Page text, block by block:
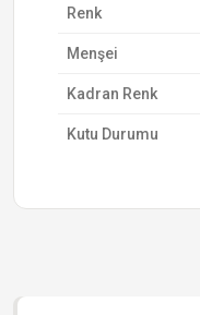
Renk
Menşei
Kadran Renk
Kutu Durumu